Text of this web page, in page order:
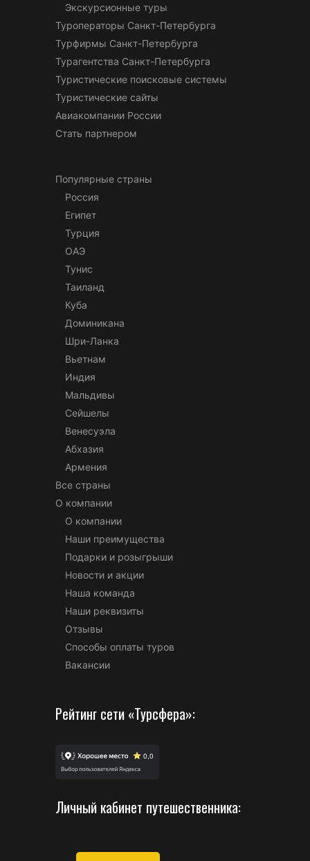
Экскурсионные туры
Туроператоры Санкт-Петербурга
Турфирмы Санкт-Петербурга
Турагентства Санкт-Петербурга
Туристические поисковые системы
Туристические сайты
Авиакомпании России
Стать партнером
Популярные страны
Россия
Египет
Турция
ОАЭ
Тунис
Таиланд
Куба
Доминикана
Шри-Ланка
Вьетнам
Индия
Мальдивы
Сейшелы
Венесуэла
Абхазия
Армения
Все страны
О компании
О компании
Наши преимущества
Подарки и розыгрыши
Новости и акции
Наша команда
Наши реквизиты
Отзывы
Способы оплаты туров
Вакансии
Рейтинг сети «Турсфера»:
Личный кабинет путешественника: